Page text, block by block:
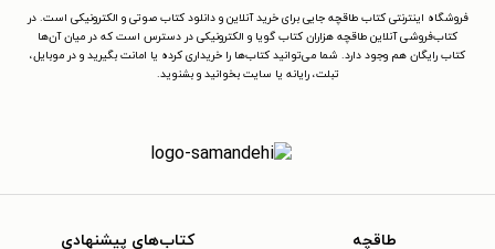
فروشگاه اینترنتی کتاب طاقچه جایی برای خرید آنلاین و دانلود کتاب صوتی و الکترونیکی است. در
کتاب‌فروشی آنلاین طاقچه هزاران کتاب گویا و الکترونیکی در دسترس است که در میان آن‌ها
کتاب رایگان هم وجود دارد. شما می‌توانید کتاب‌ها را خریداری کرده یا امانت بگیرید و در موبایل،
تبلت، رایانه یا سایت بخوانید و بشنوید.
طاقچه کتاب‌های پیشنهادی